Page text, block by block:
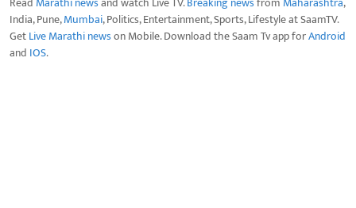
India, Pune,Mumbai, Politics, Entertainment, Sports, Lifestyle at SaamTV.
GetLive Marathi newson Mobile. Download the Saam Tv app forAndroid
and IOS.